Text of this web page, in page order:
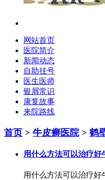
网站首页
医院简介
新闻动态
自助挂号
医生医师
银屑常识
康复故事
来院路线
首页 > 牛皮癣医院> 鹤
用什么方法可以治疗好
用什么方法可以治疗